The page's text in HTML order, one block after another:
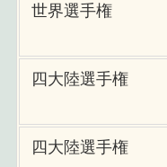
世界選手権
四大陸選手権
四大陸選手権